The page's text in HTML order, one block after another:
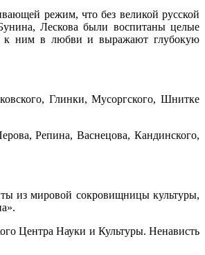
режим, что без великой русской
Лескова были воспитаны целые
к ним в любви и выражают глубокую
Глинки, Мусоргского, Шнитке
Репина, Васнецова, Кандинского,
из мировой сокровищницы культуры,
Центра Науки и Культуры. Ненависть